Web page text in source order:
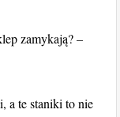
zamykają? –
a te staniki to nie